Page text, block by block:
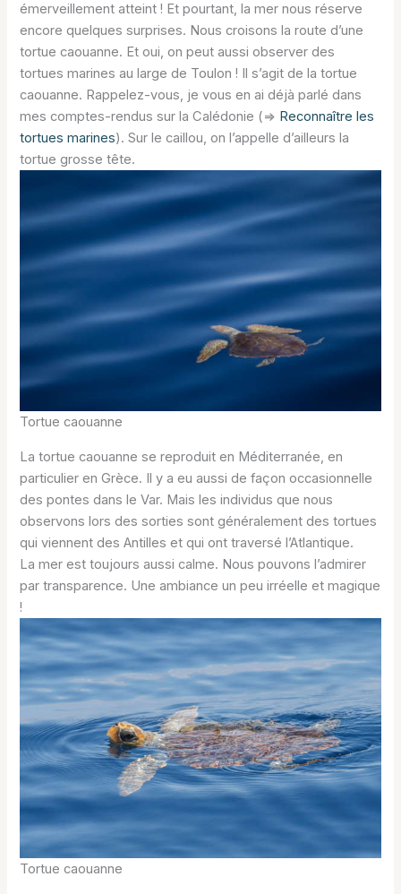
émerveillement atteint ! Et pourtant, la mer nous réserve
encore quelques surprises. Nous croisons la route d’une
tortue caouanne. Et oui, on peut aussi observer des
tortues marines au large de Toulon ! Il s’agit de la tortue
caouanne. Rappelez-vous, je vous en ai déjà parlé dans
mes comptes-rendus sur la Calédonie (=> Reconnaître les
tortues marines). Sur le caillou, on l’appelle d’ailleurs la
tortue grosse tête.
Tortue caouanne
La tortue caouanne se reproduit en Méditerranée, en
particulier en Grèce. Il y a eu aussi de façon occasionnelle
des pontes dans le Var. Mais les individus que nous
observons lors des sorties sont généralement des tortues
qui viennent des Antilles et qui ont traversé l’Atlantique.
La mer est toujours aussi calme. Nous pouvons l’admirer
par transparence. Une ambiance un peu irréelle et magique
!
Tortue caouanne